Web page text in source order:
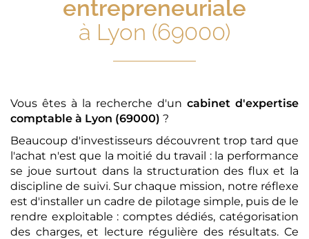
entrepreneuriale
à Lyon (69000)
Vous êtes à la recherche d'un cabinet d'expertise
comptable à Lyon (69000) ?
Beaucoup d'investisseurs découvrent trop tard que
l'achat n'est que la moitié du travail : la performance
se joue surtout dans la structuration des flux et la
discipline de suivi. Sur chaque mission, notre réflexe
est d'installer un cadre de pilotage simple, puis de le
rendre exploitable : comptes dédiés, catégorisation
des charges, et lecture régulière des résultats. Ce